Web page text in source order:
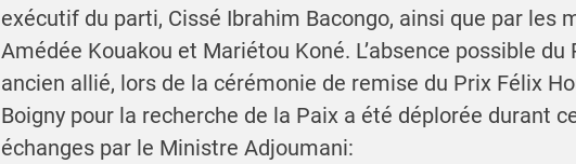
exécutif du parti, Cissé Ibrahim Bacongo, ainsi que par les
Amédée Kouakou et Mariétou Koné. L’absence possible du
ancien allié, lors de la cérémonie de remise du Prix Félix
Boigny pour la recherche de la Paix a été déplorée durant
échanges par le Ministre Adjoumani: